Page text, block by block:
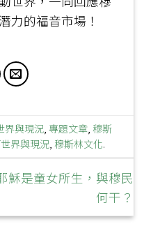
力的福音市場！
界與現況 ,專題文章 ,穆斯
界與現況 ,穆斯林文化.
穌是童女所生，與穆民
何干？